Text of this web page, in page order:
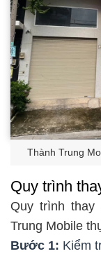
Thành Trung
Quy trình
Quy trình thay
Trung Mobile
Bước 1: Kiểm